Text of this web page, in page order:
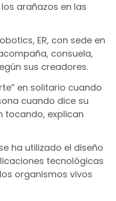
arañazos en las
ER, con sede en
consuela,
sus creadores.
en solitario cuando
cuando dice su
tocando, explican
ha utilizado el diseño
tecnológicas
organismos vivos